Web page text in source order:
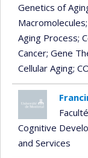
Genetics of
Macromolecules
Aging Process;
Cancer; Gene
Cellular Aging;
Cognitive
and Services